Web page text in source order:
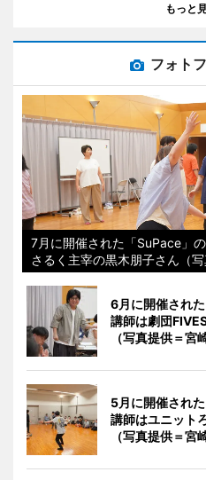
もっと
フォト
7月に開催された「SuPace」
さるく主宰の黒木朋子さん（
6月に開催され
講師は劇団
（写真提供＝宮
5月に開催され
講師はユニット
（写真提供＝宮